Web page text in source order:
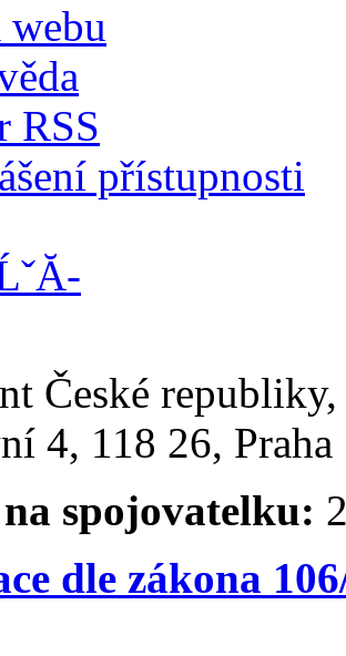
webu
RSS
přístupnosti
České
4, 118 26,
spojovatelku:
dle zákona